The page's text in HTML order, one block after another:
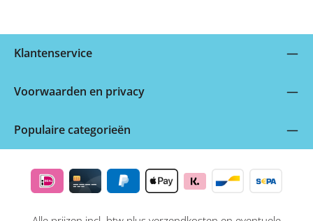
Klantenservice
Voorwaarden en privacy
Populaire categorieën